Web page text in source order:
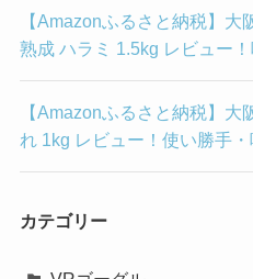
【Amazonふるさと納税】
熟成 ハラミ 1.5kg レビュー
【Amazonふるさと納税】
れ 1kg レビュー！使い勝手
カテゴリー